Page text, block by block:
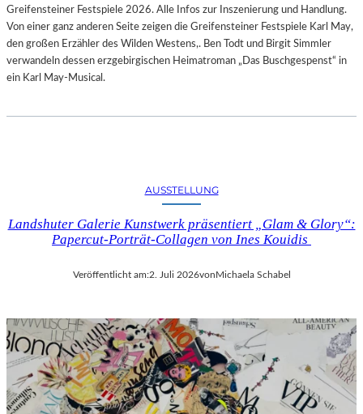
Greifensteiner Festspiele 2026. Alle Infos zur Inszenierung und Handlung.
Von einer ganz anderen Seite zeigen die Greifensteiner Festspiele Karl May,
den großen Erzähler des Wilden Westens,. Ben Todt und Birgit Simmler
verwandeln dessen erzgebirgischen Heimatroman „Das Buschgespenst“ in
ein Karl May-Musical.
AUSSTELLUNG
Landshuter Galerie Kunstwerk präsentiert „Glam & Glory“:
Papercut-Porträt-Collagen von Ines Kouidis
Veröffentlicht am:2. Juli 2026vonMichaela Schabel